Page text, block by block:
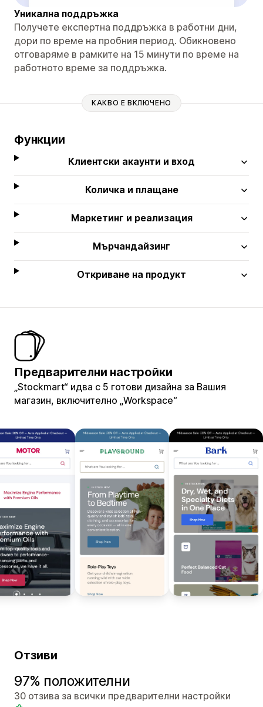
Уникална поддръжка
Получете експертна поддръжка в работни дни,
дори по време на пробния период. Обикновено
отговаряме в рамките на 15 минути по време на
работното време за поддръжка.
КАКВО Е ВКЛЮЧЕНО
Функции
Клиентски акаунти и вход
Количка и плащане
Маркетинг и реализация
Мърчандайзинг
Откриване на продукт
Предварителни настройки
„Stockmart“ идва с 5 готови дизайна за Вашия
магазин, включително „Workspace“
Отзиви
97% положителни
30 отзива за всички предварителни настройки